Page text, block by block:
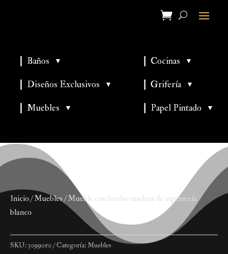
Baños ▼ Cocinas ▼
Diseños Exclusivos ▼ Grifería ▼
Muebles ▼ Papel Pintado ▼
Inicio/Muebles / Mueble con lavabo madera de ingeniería
blanco
SKU:3099050 Categoría:Muebles